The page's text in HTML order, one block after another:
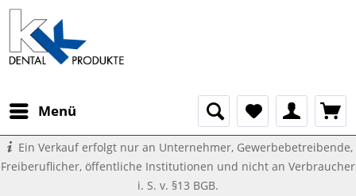
Menü
Ein Verkauf erfolgt nur an Unternehmer, Gewerbebetreibende,
Freiberuflicher, öffentliche Institutionen und nicht an Verbraucher
i. S. v. §13 BGB.